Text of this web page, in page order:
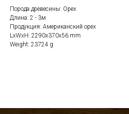
Порода древесины: Орех
Длина: 2 - 3м
Продукция: Американский орех
LxWxH: 2290x370x56 mm
Weight: 23724 g